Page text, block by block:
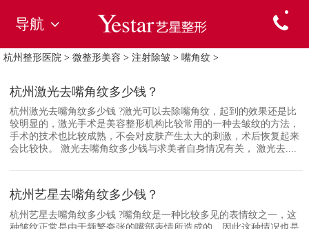
导航
杭州整形医院 > 微整形美容 > 注射除皱 > 嘴角纹 >
杭州激光去嘴角纹多少钱？
杭州激光去嘴角纹多少钱 ?激光可以去除嘴角纹，起到的效果还是比
较明显的，激光手术是美容整形机构比较常用的一种去皱纹的方法，
手术的技术也比较成熟，不会对皮肤产生太大的刺激，术后恢复起来
会比较快。 激光去嘴角纹多少钱与求美者自身情况有关， 激光去....
杭州艺星去嘴角纹多少钱？
杭州艺星去嘴角纹多少钱 ?嘴角纹是一种比较多见的表情纹之一，这
种皱纹正常是由于频繁夸张的嘴部表情所造成的，因此这种情况也是